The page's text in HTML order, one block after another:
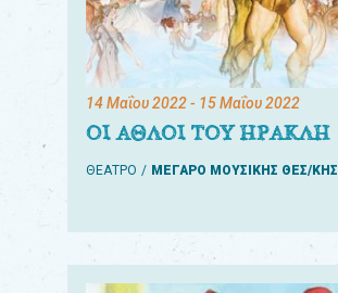
14 Μαΐου 2022- 15 Μαΐου 2022
ΟΙ ΑΘΛΟΙ ΤΟΥ ΗΡΑΚΛΗ
ΘΕΑΤΡΟ ΜΕΓΑΡΟ ΜΟΥΣΙΚΗΣ ΘΕΣ/ΚΗΣ